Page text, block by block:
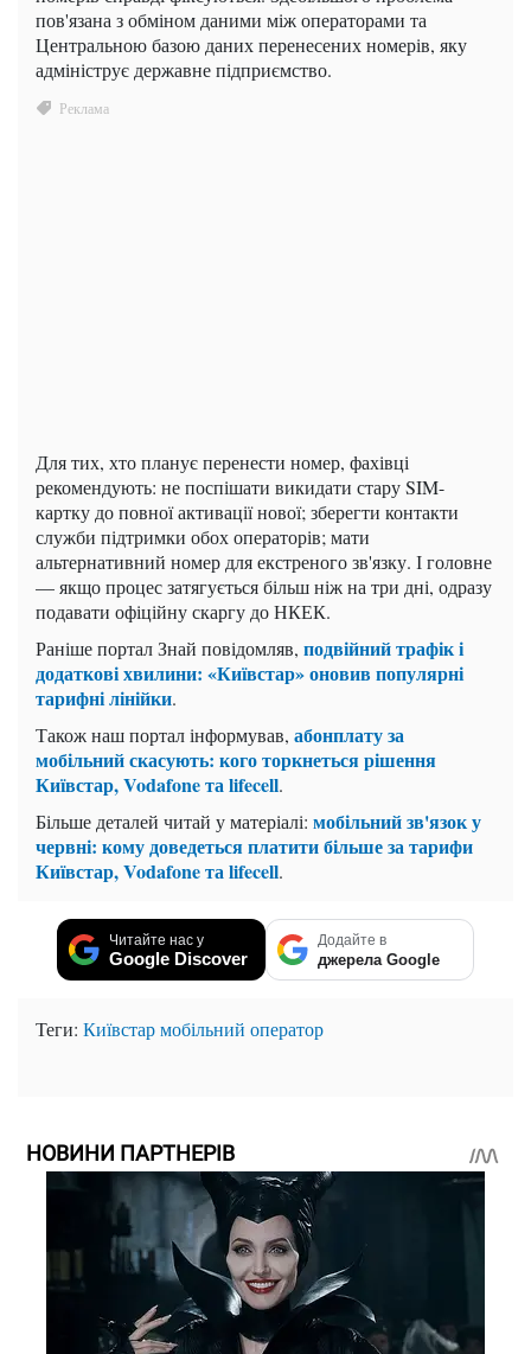
пов'язана з обміном даними між операторами та
Центральною базою даних перенесених номерів, яку
адмініструє державне підприємство.
Для тих, хто планує перенести номер, фахівці
рекомендують: не поспішати викидати стару SIM-
картку до повної активації нової; зберегти контакти
служби підтримки обох операторів; мати
альтернативний номер для екстреного зв'язку. І головне
— якщо процес затягується більш ніж на три дні, одразу
подавати офіційну скаргу до НКЕК.
Раніше портал Знай повідомляв, подвійний трафік і
додаткові хвилини: «Київстар» оновив популярні
тарифні лінійки.
Також наш портал інформував, абонплату за
мобільний скасують: кого торкнеться рішення
Київстар, Vodafone та lifecell.
Більше деталей читай у матеріалі: мобільний зв'язок у
червні: кому доведеться платити більше за тарифи
Київстар, Vodafone та lifecell.
Читайте нас у
Google Discover
Додайте в
джерела Google
Теги: Київстармобільний оператор
НОВИНИ ПАРТНЕРІВ